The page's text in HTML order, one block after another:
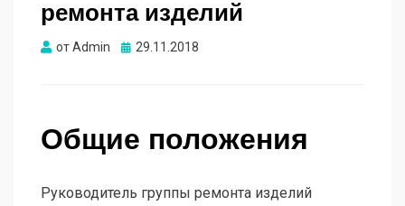
ремонта изделий
отAdmin Опубликовано
29.11.2018
Общие положения
Руководитель группы ремонта изделий